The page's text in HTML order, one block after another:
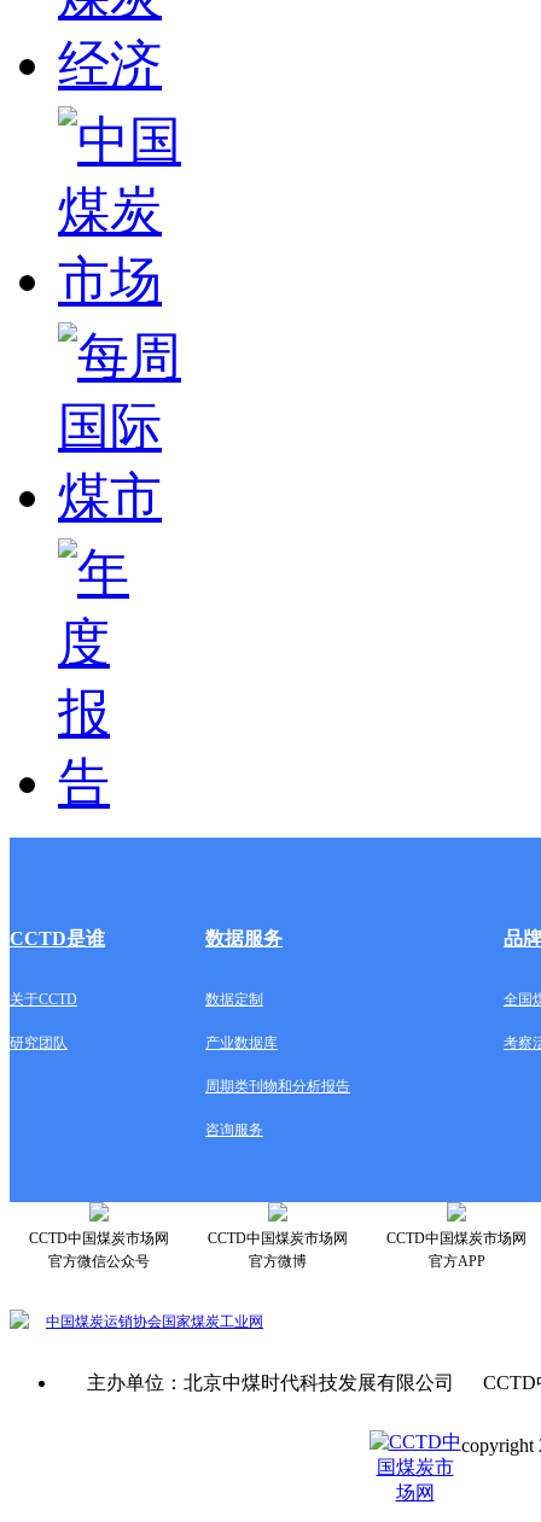
CCTD是谁 数据服务 品
关于CCTD 数据定制 全国
研究团队 产业数据库 考察
周期类刊物和分析报告
咨询服务
CCTD中国煤炭市场网
官方微信公众号
CCTD中国煤炭市场网
官方微博
CCTD中国煤炭市场网
官方APP
中国煤炭运销协会国家煤炭工业网
主办单位：北京中煤时代科技发展有限公司
copyright